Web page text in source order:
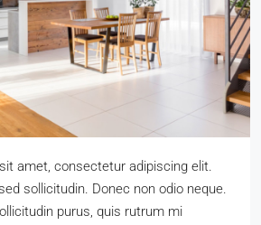
amet, consectetur adipiscing elit.
sollicitudin. Donec non odio neque.
purus, quis rutrum mi